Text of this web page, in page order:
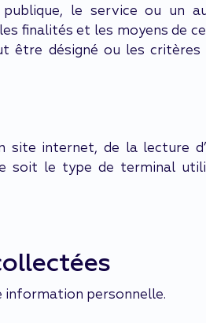
le service ou un
finalités et les moyens de
désigné ou les critères
internet, de la lecture
soit le type de terminal
information personnelle.